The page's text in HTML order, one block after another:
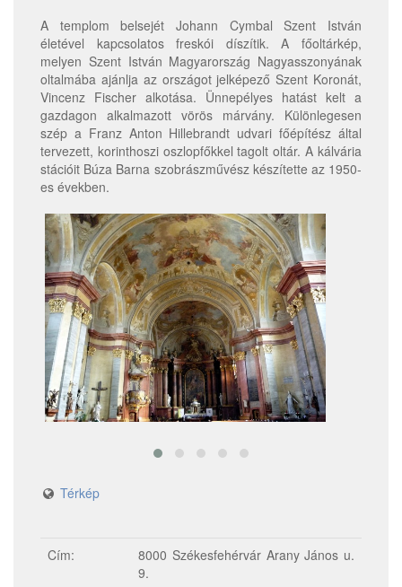
A templom belsejét Johann Cymbal Szent István
életével kapcsolatos freskói díszítik. A főoltárkép,
melyen Szent István Magyarország Nagyasszonyának
oltalmába ajánlja az országot jelképező Szent Koronát,
Vincenz Fischer alkotása. Ünnepélyes hatást kelt a
gazdagon alkalmazott vörös márvány. Különlegesen
szép a Franz Anton Hillebrandt udvari főépítész által
tervezett, korinthoszi oszlopfőkkel tagolt oltár. A kálvária
stációit Búza Barna szobrászművész készítette az 1950-
es években.
Térkép
Cím:
8000 Székesfehérvár Arany János u.
9.